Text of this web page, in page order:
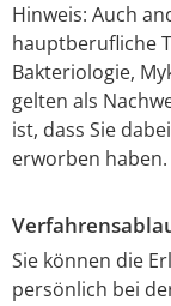
Hinweis: Auch
hauptberufliche
Bakteriologie,
gelten als
ist, dass Sie
erworben haben.
Sie können die
persönlich bei